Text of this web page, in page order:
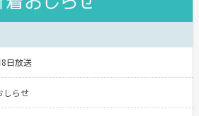
日放送
しらせ